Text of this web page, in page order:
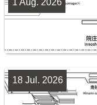
8
1 Aug. 2026
18 Jul. 2026